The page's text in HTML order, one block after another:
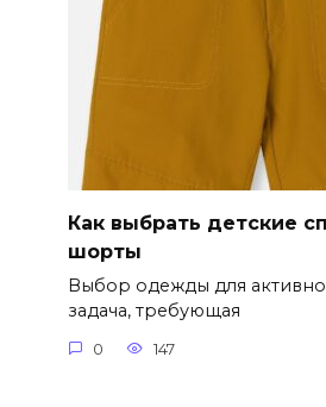
Как выбрать детские
шорты
Выбор одежды для
задача, требующая
0 147